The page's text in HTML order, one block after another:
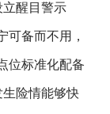
醒目警示
可备而不用，
位标准化配备
险情能够快